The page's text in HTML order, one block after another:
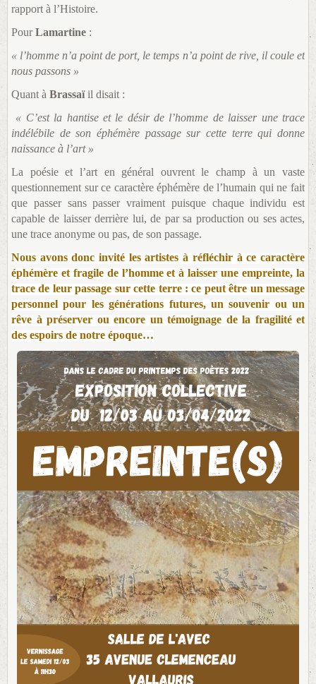
rapport à l’Histoire.
PourLamartine :
« l’homme n’a point de port, le temps n’a point de rive, il coule et
nous passons »
Quant à Brassaïil disait :
« C’est la hantise et le désir de l’homme de laisser une trace
indélébile de son éphémère passage sur cette terre qui donne
naissance à l’art »
La poésie et l’art en général ouvrent le champ à un vaste
questionnement sur ce caractère éphémère de l’humain qui ne fait
que passer sans passer vraiment puisque chaque individu est
capable de laisser derrière lui, de par sa production ou ses actes,
une trace anonyme ou pas, de son passage.
Nous avons donc invité les artistes à réfléchir à ce caractère
éphémère et fragile de l’homme et à laisser une empreinte, la
trace de leur passage sur cette terre : ce peut être un message
personnel pour les générations futures, un souvenir ou un
rêve à préserver ou encore un témoignage de la fragilité et
des espoirs de notre époque…